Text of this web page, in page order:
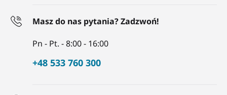
Masz do nas pytania? Zadzwoń!
Pn - Pt. - 8:00 - 16:00
+48 533 760 300